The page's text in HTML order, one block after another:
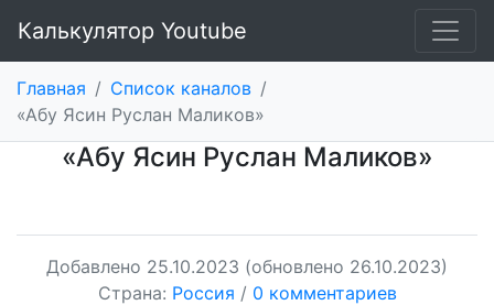
Калькулятор Youtube
Главная / Список каналов /
«Абу Ясин Руслан Маликов»
«Абу Ясин Руслан Маликов»
Добавлено 25.10.2023 (обновлено 26.10.2023)
Страна: Россия / 0 комментариев